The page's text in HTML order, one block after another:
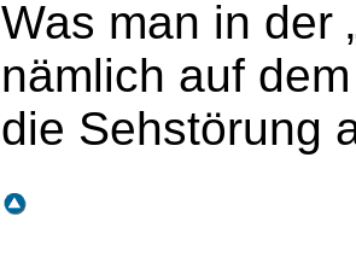
Was man in der
nämlich auf
die Sehstörung